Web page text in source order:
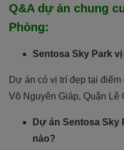
Q&A dự án chung
Phòng:
Sentosa Sky Park
Dự án có vị trí đẹp tại
Võ Nguyên Giáp, Quận Lê
Dự án Sentosa Sky
nào?